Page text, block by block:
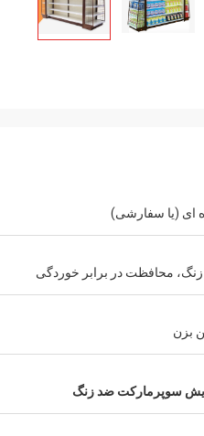
ای (یا سفارشی)
محافظت در برابر خوردگی
بزن
سوپرمارکت ضد زنگ